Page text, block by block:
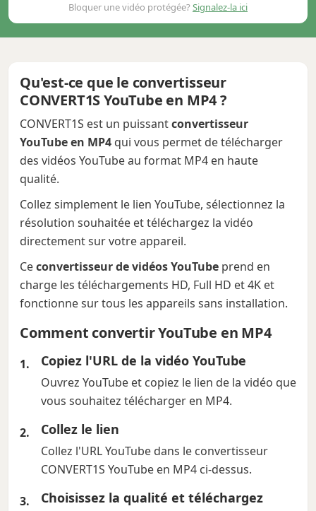
Bloquer une vidéo protégée? Signalez-la ici
Qu'est-ce que le convertisseur
CONVERT1S YouTube en MP4 ?
CONVERT1S est un puissantconvertisseur
YouTube en MP4 qui vous permet de télécharger
des vidéos YouTube au format MP4 en haute
qualité.
Collez simplement le lien YouTube, sélectionnez la
résolution souhaitée et téléchargez la vidéo
directement sur votre appareil.
Ceconvertisseur de vidéos YouTube prend en
charge les téléchargements HD, Full HD et 4K et
fonctionne sur tous les appareils sans installation.
Comment convertir YouTube en MP4
Copiez l'URL de la vidéo YouTube
Ouvrez YouTube et copiez le lien de la vidéo que
vous souhaitez télécharger en MP4.
Collez le lien
Collez l'URL YouTube dans le convertisseur
CONVERT1S YouTube en MP4 ci-dessus.
Choisissez la qualité et téléchargez